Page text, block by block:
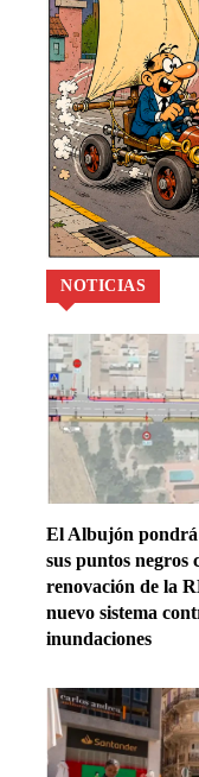
NOTICIAS
El Albujón
sus puntos negros
renovación de la
nuevo sistema
inundaciones